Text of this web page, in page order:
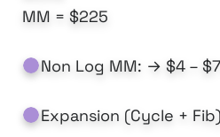
MM = $225
Non Log MM: → $4 –
Expansion (Cycle +